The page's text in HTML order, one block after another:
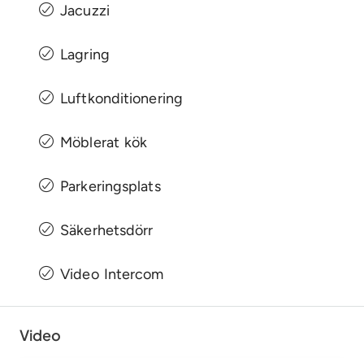
Jacuzzi
Lagring
Luftkonditionering
Möblerat kök
Parkeringsplats
Säkerhetsdörr
Video Intercom
Video